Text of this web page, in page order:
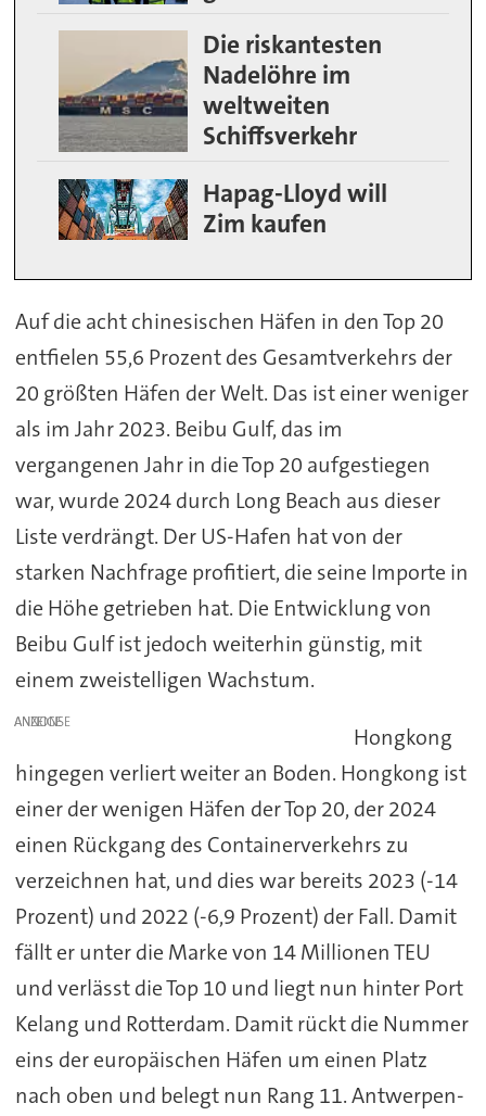
Die riskantesten
Nadelöhre im
weltweiten
Schiffsverkehr
Hapag-Lloyd will
Zim kaufen
Auf die acht chinesischen Häfen in den Top 20
entfielen 55,6 Prozent des Gesamtverkehrs der
20 größten Häfen der Welt. Das ist einer weniger
als im Jahr 2023. Beibu Gulf, das im
vergangenen Jahr in die Top 20 aufgestiegen
war, wurde 2024 durch Long Beach aus dieser
Liste verdrängt. Der US-Hafen hat von der
starken Nachfrage profitiert, die seine Importe in
die Höhe getrieben hat. Die Entwicklung von
Beibu Gulf ist jedoch weiterhin günstig, mit
einem zweistelligen Wachstum.
ANZEIGE
Hongkong
hingegen verliert weiter an Boden. Hongkong ist
einer der wenigen Häfen der Top 20, der 2024
einen Rückgang des Containerverkehrs zu
verzeichnen hat, und dies war bereits 2023 (-14
Prozent) und 2022 (-6,9 Prozent) der Fall. Damit
fällt er unter die Marke von 14 Millionen TEU
und verlässt die Top 10 und liegt nun hinter Port
Kelang und Rotterdam. Damit rückt die Nummer
eins der europäischen Häfen um einen Platz
nach oben und belegt nun Rang 11. Antwerpen-